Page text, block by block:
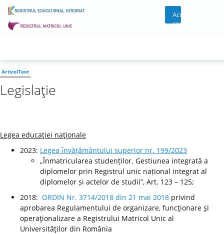
Acces
cont
ArticolText
Legislaţie
Legea educaţiei naţionale
2023: Legea ı̂nvăţământului superior nr. 199/2023
„Înmatricularea studenților. Gestiunea integrată a
diplomelor prin Registrul unic național integrat al
diplomelor și actelor de studii”, Art. 123 – 125;
2018: ORDIN Nr. 3714/2018 din 21 mai 2018 privind
aprobarea Regulamentului de organizare, funcţionare şi
operaţionalizare a Registrului Matricol Unic al
Universităţilor din România